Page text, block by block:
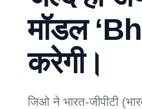
मॉडल
करेगी।
जिओ ने भारत-जीपीटी